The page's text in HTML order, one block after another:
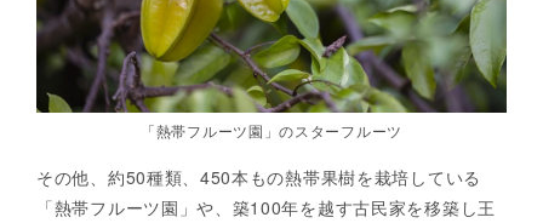
「熱帯フルーツ園」のスターフルーツ
その他、約50種類、450本もの熱帯果樹を栽培している
「熱帯フルーツ園」や、築100年を越す古民家を移築し王